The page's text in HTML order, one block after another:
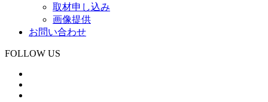
取材申し込み
画像提供
お問い合わせ
FOLLOW US